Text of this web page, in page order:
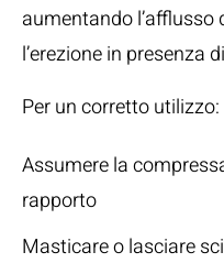
aumentando
l’erezione in presenza
Per un corretto utilizzo:
Assumere la
rapporto
Masticare o lasciare